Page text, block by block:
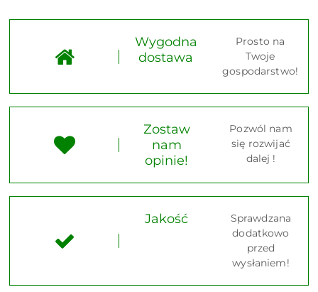
Wygodna
dostawa
Prosto na
Twoje
gospodarstwo!
Zostaw
nam
opinie!
Pozwól nam
się rozwijać
dalej !
Jakość
Sprawdzana
dodatkowo
przed
wysłaniem!